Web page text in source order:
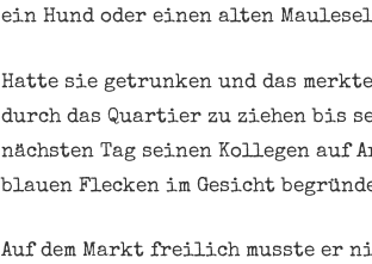
ein Hund oder einen alten
Hatte sie getrunken und das
durch das Quartier zu ziehen bis
nächsten Tag seinen Kollegen auf
blauen Flecken im Gesicht
Auf dem Markt freilich musste er